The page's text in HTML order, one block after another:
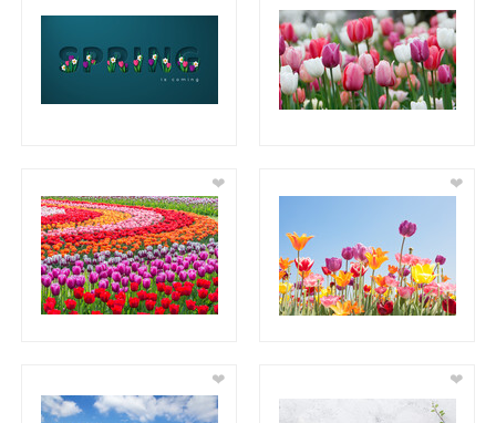
❤ ❤
❤ ❤